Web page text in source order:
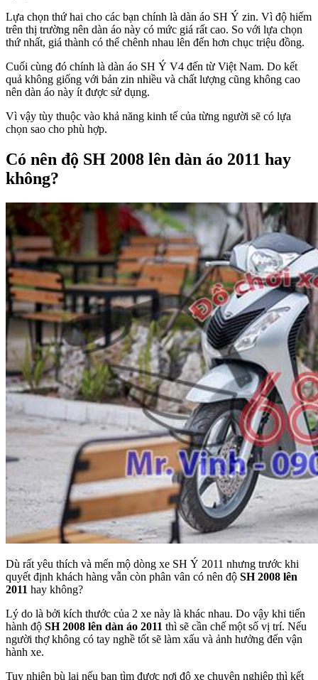
Lựa chọn thứ hai cho các bạn chính là dàn áo SH Ý zin. Vì độ hiếm
trên thị trường nên dàn áo này có mức giá rất cao. So với lựa chọn
thứ nhất, giá thành có thể chênh nhau lên đến hơn chục triệu đồng.
Cuối cùng đó chính là dàn áo SH Ý V4 đến từ Việt Nam. Do kết
quả không giống với bản zin nhiều và chất lượng cũng không cao
nên dàn áo này ít được sử dụng.
Vì vậy tùy thuộc vào khả năng kinh tế của từng người sẽ có lựa
chọn sao cho phù hợp.
Có nên độ SH 2008 lên dàn áo 2011 hay
không?
Dù rất yêu thích và mến mộ dòng xe SH Ý 2011 nhưng trước khi
quyết định khách hàng vẫn còn phân vân có nên độ SH 2008 lên
2011 hay không?
Lý do là bởi kích thước của 2 xe này là khác nhau. Do vậy khi tiến
hành độ SH 2008 lên dàn áo 2011 thì sẽ cần chế một số vị trí. Nếu
người thợ không có tay nghề tốt sẽ làm xấu và ảnh hưởng đến vận
hành xe.
Tuy nhiên bù lại nếu bạn tìm được nơi độ xe chuyên nghiệp thì kết